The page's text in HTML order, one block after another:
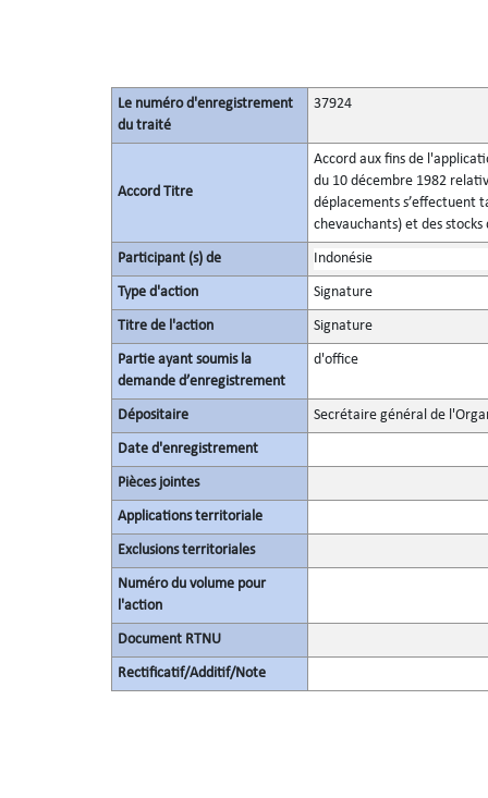
Le numéro d'enregistrement
du traité
37924
Accord Titre
Accord aux fins de
du 10 décembre 1982
déplacements s’effectuent
chevauchants) et des
Participant (s) de Indonésie
Type d'action Signature
Titre de l'action Signature
Partie ayant soumis la
demande d’enregistrement
d'office
Dépositaire Secrétaire général de
Date d'enregistrement
Pièces jointes
Applications territoriale
Exclusions territoriales
Numéro du volume pour
l'action
Document RTNU
Rectificatif/Additif/Note